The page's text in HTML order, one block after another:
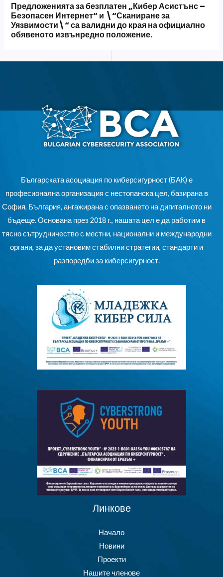
Предложенията за безплатен „Кибер Асистънс –
Безопасен Интернет“ и \“Сканиране за
Уязвимости\“ са валидни до края на официално
обявеното извънредно положение.
Българската асоциация по киберсигурност (БАК) е
професионална организация с нестопанска цел, базирана в
София, България, ангажирана с опазването на дигиталното ни
бъдеще. Основана през 2018 г., нашата цел е да работим в
тясно сътрудничество с местни, национални и международни
органи, за да установим стабилни стратегии, стандарти и
разпоредби за киберсигурност.
Линкове
Начало
Новини
Проекти
Нашите членове